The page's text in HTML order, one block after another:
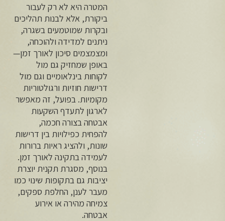
המטרה היא לא רק לעבור
ביקורת, אלא לבנות תהליכים
ובקרות שמוטמעים בשגרה,
ניתנים למדידה ולהוכחה,
ומצמצמים סיכון לאורך זמן—
באופן שמחזיק גם מול
לקוחות בינלאומיים וגם מול
דרישות חוזיות ורגולטוריות
מקומיות. בפועל, זה מאפשר
לארגון לתעדף השקעות
אבטחה בצורה חכמה,
להפחית כפילויות בין דרישות
שונות, ולהציג ראיות ברורות
לעמידה בתקינה לאורך זמן.
בנוסף, מסגרת תקנית יוצרת
יציבות גם בתקופות שינוי כמו
מעבר לענן, החלפת ספקים,
צמיחה מהירה או אירוע
אבטחה.